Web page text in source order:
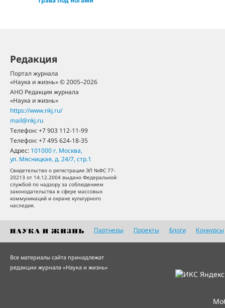
Редакция
Портал журнала
«Наука и жизнь» © 2005–2026
АНО Редакция журнала
«Наука и жизнь»
https://www.nkj.ru/
mail@nkj.ru
Телефон:+7 903 112-11-99
Телефон:+7 495 624-18-35
Адрес: 101000 г. Москва,
ул. Мясницкая, д. 24/7, стр.1
Свидетельство о регистрации ЭЛ №ФС 77-
20213 от 14.12.2004 выдано Федеральной
службой по надзору за соблюдением
законодательства в сфере массовых
коммуникаций и охране культурного
наследия.
Партнеры Проекты Блоги Конкурсы
Все материалы сайта принадлежат
редакции журнала «Наука и жизнь»